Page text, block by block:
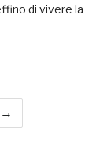
di vivere la
→